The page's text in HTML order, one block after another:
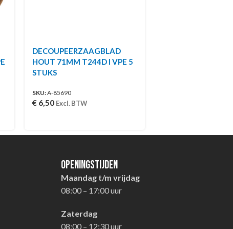
DECOUPEERZAAGBLAD
HOUT 71MM T244D I VPE 5
STUKS
SKU:A-85690
€ 6,50 Excl. BTW
Openingstijden
Maandag t/m vrijdag
08:00 – 17:00 uur
Zaterdag
08:00 – 12:30 uur